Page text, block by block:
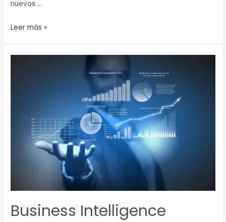
nuevos …
Leer más »
Business Intelligence